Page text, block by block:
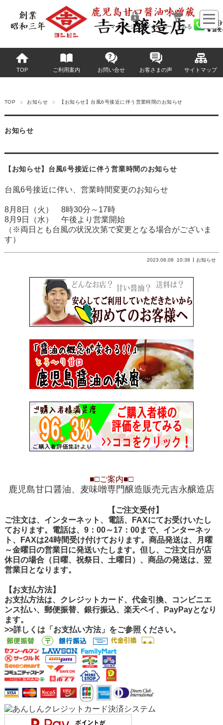
マイページへログイン カートをみる
TOP ご利用案内 お問い合せ お客さまの声 サイトマップ
TOP お知らせ 【お知らせ】台風6号接近に伴う営業時間のお知らせ
お知らせ
【お知らせ】台風6号接近に伴う営業時間のお知らせ
台風6号接近に伴い、営業時間変更のお知らせ
8月8日（火） 8時30分～17時
8月9日（水） 午後より営業開始
（※両日とも台風の状況次第で変更となる場合がございま
す）
2023.08.08 10:38 お知らせ
■□ご案内■□
鹿児島甘口醤油、麦味噌専門醸造販売元吉永醸造店
【ご注文受付】
ご注文は、インターネット、電話、FAXにてお受けいたし
ております。電話は、9：00～17：00まで、インターネッ
ト、FAXは24時間受け付けております。商品発送は、月曜
～金曜日の営業日に発送いたします。但し、ご注文日が店
休日の場合（日曜、祝祭日、土曜日）、商品の発送は、翌
営業日となります。
【お支払方法】
お支払方法は、クレジットカード、代金引換、コンビニエ
ンス払い、郵便振替、銀行振込、楽天ペイ、PayPayとなり
ます。
>>詳しくは「お支払い方法」をご参照ください。